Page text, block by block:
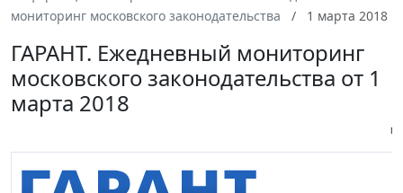
мониторинг московского законодательства
1 марта 2018
ГАРАНТ. Ежедневный мониторинг
московского законодательства от 1
марта 2018